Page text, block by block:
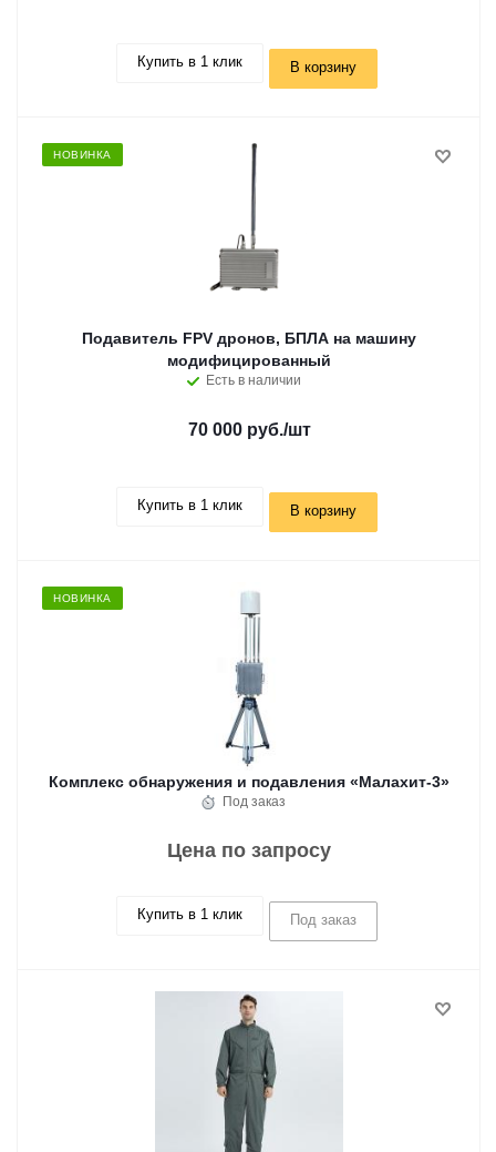
Купить в 1 клик В корзину
НОВИНКА
Подавитель FPV дронов, БПЛА на машину
модифицированный
Есть в наличии
70 000 руб./шт
Купить в 1 клик В корзину
НОВИНКА
Комплекс обнаружения и подавления «Малахит-3»
Под заказ
Цена по запросу
Купить в 1 клик Под заказ